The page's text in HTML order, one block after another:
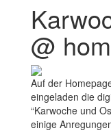
@
Auf der
eingeladen die
“Karwoche und
einige